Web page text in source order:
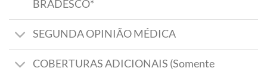
BRADESCO*
SEGUNDA OPINIÃO MÉDICA
COBERTURAS ADICIONAIS (Somente